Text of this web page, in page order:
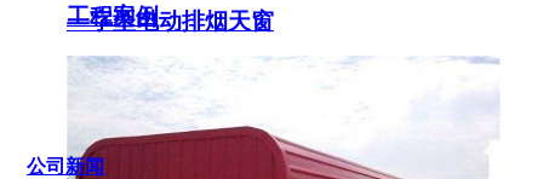
一字型电动排烟天窗
工程案例
公司新闻